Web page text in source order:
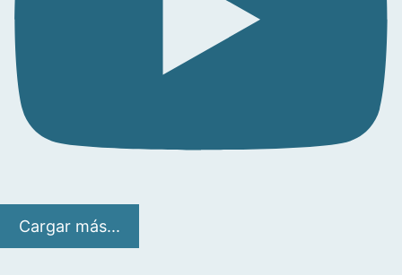
Cargar más...